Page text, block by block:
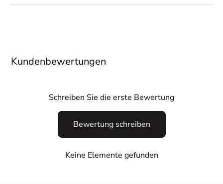
Kundenbewertungen
Schreiben Sie die erste Bewertung
Bewertung schreiben
Keine Elemente gefunden